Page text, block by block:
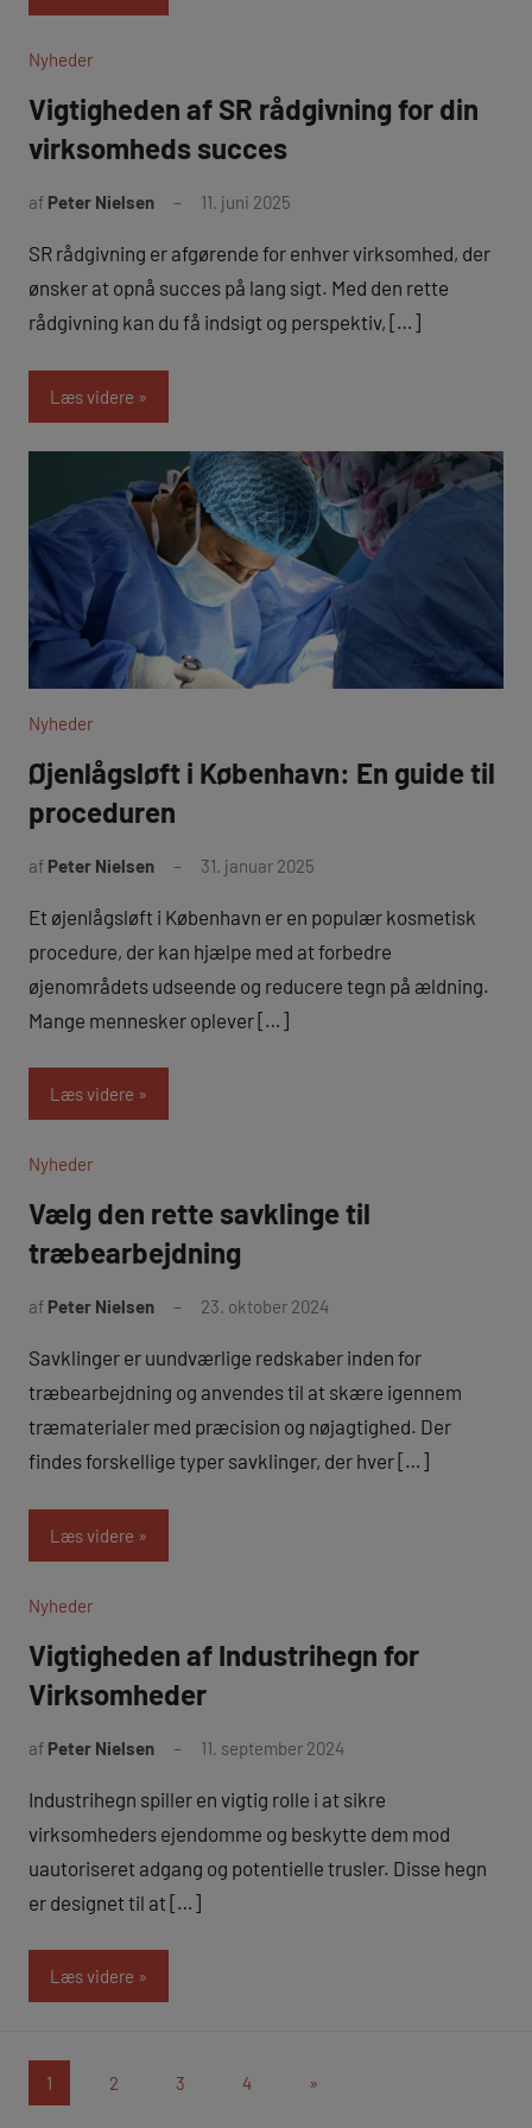
Nyheder
Vigtigheden af SR rådgivning for din
virksomheds succes
af Peter Nielsen 11. juni 2025
SR rådgivning er afgørende for enhver virksomhed, der
ønsker at opnå succes på lang sigt. Med den rette
rådgivning kan du få indsigt og perspektiv, […]
Læs videre
Nyheder
Øjenlågsløft i København: En guide til
proceduren
af Peter Nielsen 31. januar 2025
Et øjenlågsløft i København er en populær kosmetisk
procedure, der kan hjælpe med at forbedre
øjenområdets udseende og reducere tegn på ældning.
Mange mennesker oplever […]
Læs videre
Nyheder
Vælg den rette savklinge til
træbearbejdning
af Peter Nielsen 23. oktober 2024
Savklinger er uundværlige redskaber inden for
træbearbejdning og anvendes til at skære igennem
træmaterialer med præcision og nøjagtighed. Der
findes forskellige typer savklinger, der hver […]
Læs videre
Nyheder
Vigtigheden af Industrihegn for
Virksomheder
af Peter Nielsen 11. september 2024
Industrihegn spiller en vigtig rolle i at sikre
virksomheders ejendomme og beskytte dem mod
uautoriseret adgang og potentielle trusler. Disse hegn
er designet til at […]
Læs videre
Navigation
1 2 3 4
Næste
»